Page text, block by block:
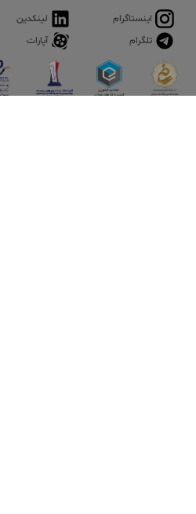
اینستاگرام لینکدین
تلگرام
آپارات